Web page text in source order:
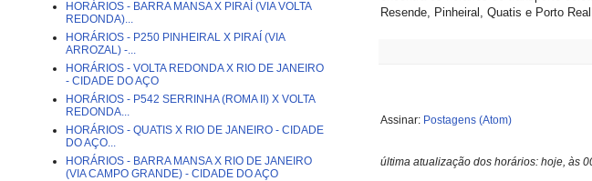
Resende, Pinheiral, Quatis e Porto
Assinar: Postagens (Atom)
última atualização dos horários: hoje, às
HORÁRIOS - BARRA MANSA X PIRAÍ (VIA VOLTA
REDONDA)...
HORÁRIOS - P250 PINHEIRAL X PIRAÍ (VIA
ARROZAL) -...
HORÁRIOS - VOLTA REDONDA X RIO DE JANEIRO
- CIDADE DO AÇO
HORÁRIOS - P542 SERRINHA (ROMA II) X VOLTA
REDONDA...
HORÁRIOS - QUATIS X RIO DE JANEIRO - CIDADE
DO AÇO...
HORÁRIOS - BARRA MANSA X RIO DE JANEIRO
(VIA CAMPO GRANDE) - CIDADE DO AÇO